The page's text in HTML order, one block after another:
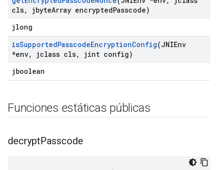
cls, jbyteArray encryptedPasscode)
jlong
isSupportedPasscodeEncryptionConfig(JNIEnv
*env, jclass cls,
jint config)
jboolean
Funciones estáticas públicas
decryptPasscode